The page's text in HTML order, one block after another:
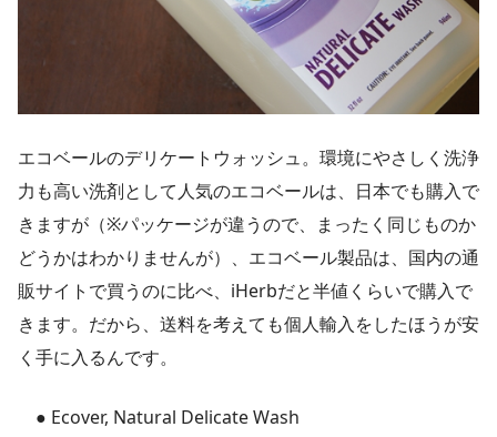
エコベールのデリケートウォッシュ。環境にやさしく洗浄
力も高い洗剤として人気のエコベールは、日本でも購入で
きますが（※パッケージが違うので、まったく同じものか
どうかはわかりませんが）、エコベール製品は、国内の通
販サイトで買うのに比べ、iHerbだと半値くらいで購入で
きます。だから、送料を考えても個人輸入をしたほうが安
く手に入るんです。
● Ecover, Natural Delicate Wash